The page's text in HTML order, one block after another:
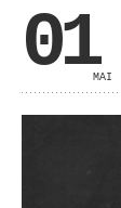
01MAI